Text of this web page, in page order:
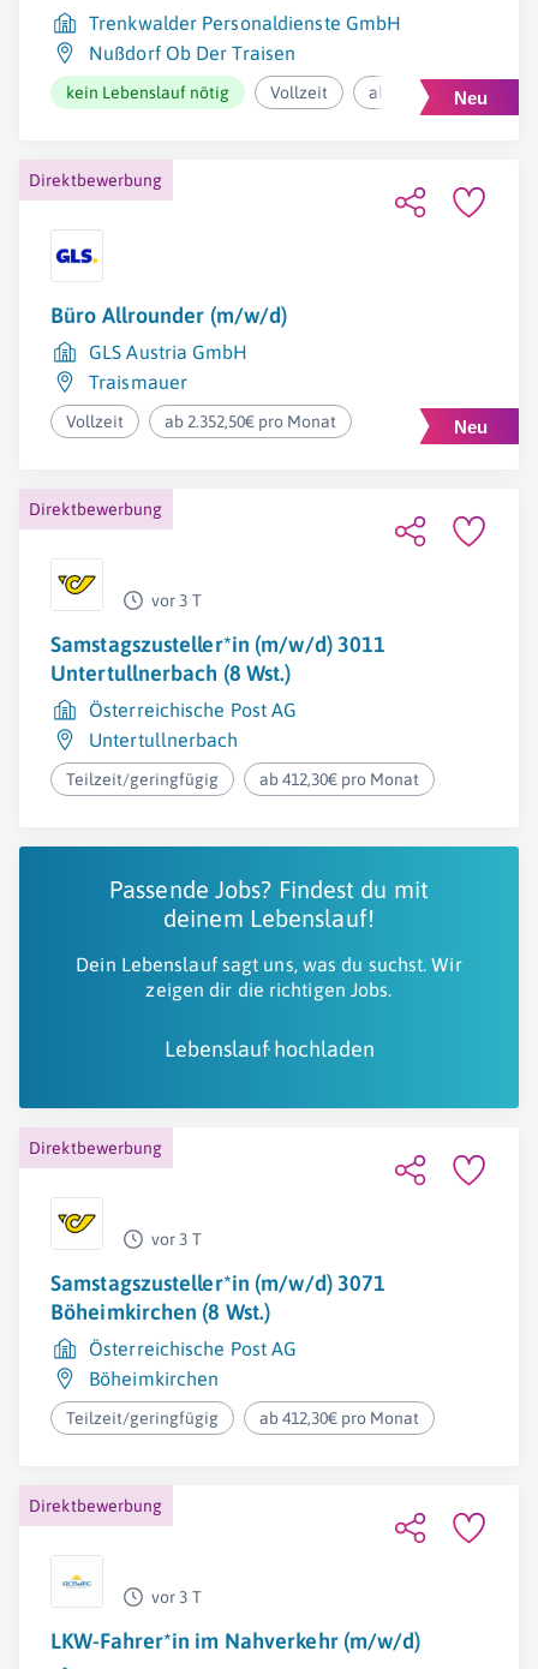
Trenkwalder Personaldienste GmbH
Nußdorf Ob Der Traisen
kein Lebenslauf nötig Vollzeit ab 3.049,41€ pro
Direktbewerbung
Büro Allrounder (m/w/d)
GLS Austria GmbH
Traismauer
Vollzeit ab 2.352,50€ pro Monat
Direktbewerbung
vor 3 T
Samstagszusteller*in (m/w/d) 3011
Untertullnerbach (8 Wst.)
Österreichische Post AG
Untertullnerbach
Teilzeit/geringfügig ab 412,30€ pro Monat
Passende Jobs? Findest du mit
deinem Lebenslauf!
Dein Lebenslauf sagt uns, was du suchst. Wir
zeigen dir die richtigen Jobs.
Lebenslauf hochladen
Direktbewerbung
vor 3 T
Samstagszusteller*in (m/w/d) 3071
Böheimkirchen (8 Wst.)
Österreichische Post AG
Böheimkirchen
Teilzeit/geringfügig ab 412,30€ pro Monat
Direktbewerbung
vor 3 T
LKW-Fahrer*in im Nahverkehr (m/w/d)